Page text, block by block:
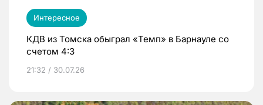
Интересное
КДВ из Томска обыграл «Темп» в Барнауле со
счетом 4:3
21:32 / 30.07.26